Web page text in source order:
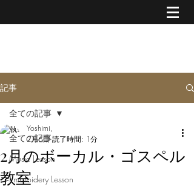
記事
全ての記事
Music Lesson
Embroidery Lesson
全ての記事
2月のボーカル・ゴスペル
教室
Yoshimi,
2月6日 読了時間: 1分